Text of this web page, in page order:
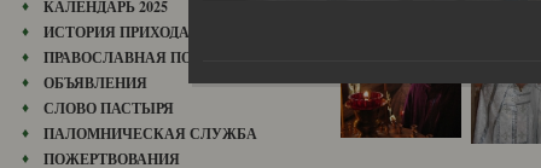
КАЛЕНДАРЬ 2025
ИСТОРИЯ ПРИХОДА
ПРАВОСЛАВНАЯ ПОЭЗИЯ
ОБЪЯВЛЕНИЯ
СЛОВО ПАСТЫРЯ
ПАЛОМНИЧЕСКАЯ СЛУЖБА
ПОЖЕРТВОВАНИЯ